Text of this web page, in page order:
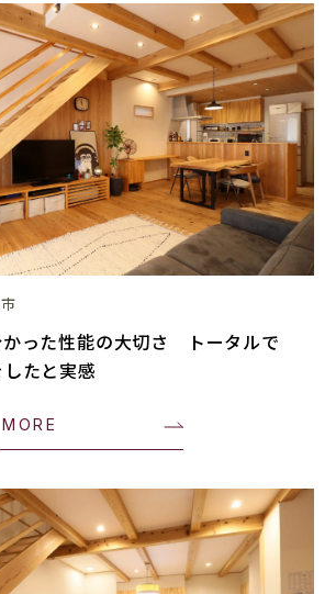
かった性能の大切さ トータルで
たと実感
MORE